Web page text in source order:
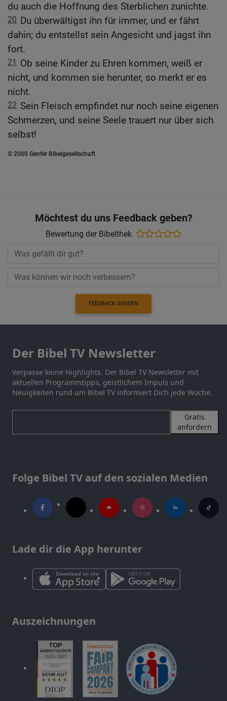
du auch die Hoffnung des Sterblichen zunichte.
20 Du überwältigst ihn für immer, und er fährt
dahin; du entstellst sein Angesicht und jagst ihn
fort.
21
Ob seine Kinder zu Ehren kommen, weiß er
nicht, und kommen sie herunter, so merkt er es
nicht.
22 Sein Fleisch empfindet nur noch seine eigenen
Schmerzen, und seine Seele trauert nur über sich
selbst!
© 2000 Genfer Bibelgesellschaft
Möchtest du uns Feedback geben?
Bewertung der Bibelthek
FEEDBACK SENDEN
Der Bibel TV Newsletter
Verpasse keine Highlights. Der Bibel TV Newsletter mit
aktuellen Programmtipps, geistlichem Impuls und
Neuigkeiten rund um Bibel TV informiert Dich jede Woche.
Gratis
anfordern
Folge Bibel TV auf den sozialen Medien
Lade dir die App herunter
Auszeichnungen